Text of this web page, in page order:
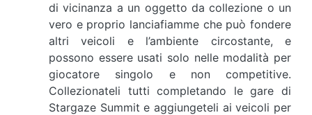
di vicinanza a un oggetto da collezione o un
vero e proprio lanciafiamme che può fondere
altri veicoli e l’ambiente circostante, e
possono essere usati solo nelle modalità per
giocatore singolo e non competitive.
Collezionateli tutti completando le gare di
Stargaze Summit e aggiungeteli ai veicoli per